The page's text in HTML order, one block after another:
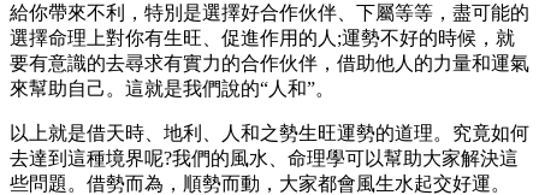
給你帶來不利，特別是選擇好合作伙伴、下屬等等，盡可能的
選擇命理上對你有生旺、促進作用的人;運勢不好的時候，就
要有意識的去尋求有實力的合作伙伴，借助他人的力量和運氣
來幫助自己。這就是我們說的“人和”。
以上就是借天時、地利、人和之勢生旺運勢的道理。究竟如何
去達到這種境界呢?我們的風水、命理學可以幫助大家解決這
些問題。借勢而為，順勢而動，大家都會風生水起交好運。